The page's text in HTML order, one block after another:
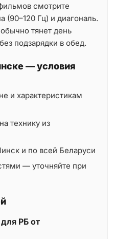
смотрите
(90–120 Гц) и диагональ.
тянет день
подзарядки в обед.
— условия
и характеристикам
технику из
и по всей Беларуси
— уточняйте при
РБ от